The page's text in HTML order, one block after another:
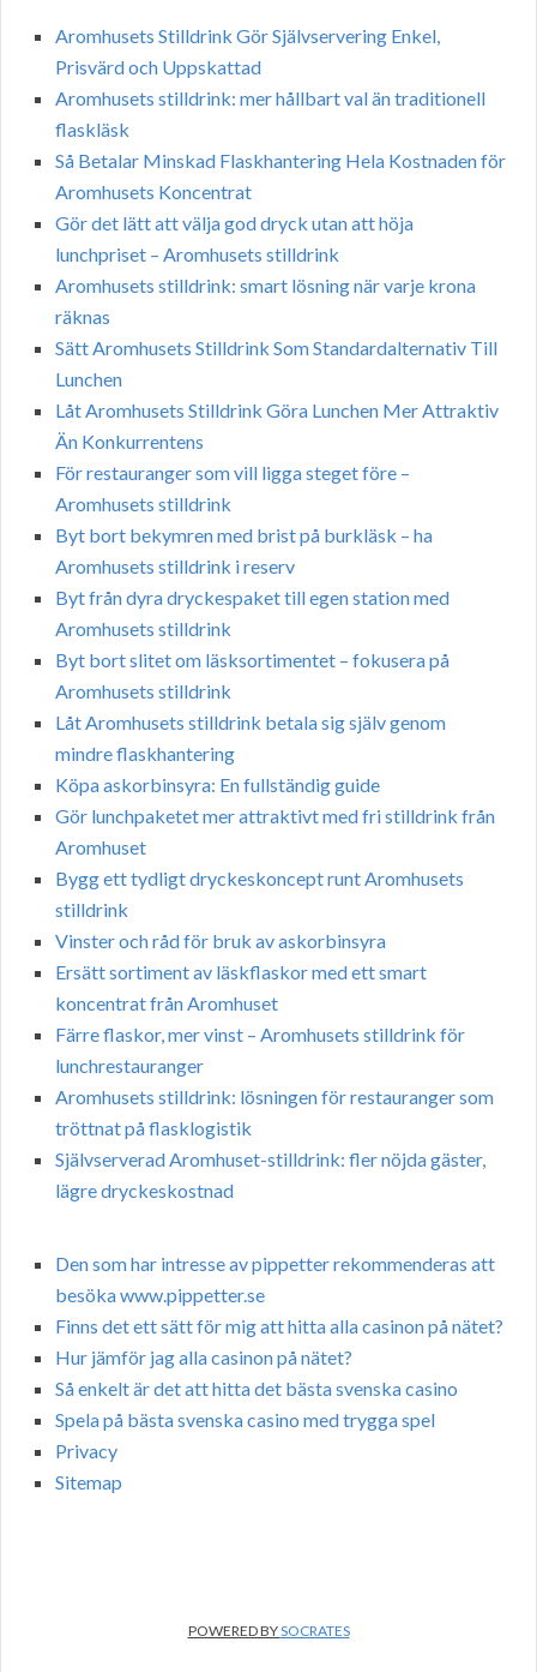
Aromhusets Stilldrink Gör Självservering Enkel,
Prisvärd och Uppskattad
Aromhusets stilldrink: mer hållbart val än traditionell
flaskläsk
Så Betalar Minskad Flaskhantering Hela Kostnaden för
Aromhusets Koncentrat
Gör det lätt att välja god dryck utan att höja
lunchpriset – Aromhusets stilldrink
Aromhusets stilldrink: smart lösning när varje krona
räknas
Sätt Aromhusets Stilldrink Som Standardalternativ Till
Lunchen
Låt Aromhusets Stilldrink Göra Lunchen Mer Attraktiv
Än Konkurrentens
För restauranger som vill ligga steget före –
Aromhusets stilldrink
Byt bort bekymren med brist på burkläsk – ha
Aromhusets stilldrink i reserv
Byt från dyra dryckespaket till egen station med
Aromhusets stilldrink
Byt bort slitet om läsksortimentet – fokusera på
Aromhusets stilldrink
Låt Aromhusets stilldrink betala sig själv genom
mindre flaskhantering
Köpa askorbinsyra: En fullständig guide
Gör lunchpaketet mer attraktivt med fri stilldrink från
Aromhuset
Bygg ett tydligt dryckeskoncept runt Aromhusets
stilldrink
Vinster och råd för bruk av askorbinsyra
Ersätt sortiment av läskflaskor med ett smart
koncentrat från Aromhuset
Färre flaskor, mer vinst – Aromhusets stilldrink för
lunchrestauranger
Aromhusets stilldrink: lösningen för restauranger som
tröttnat på flasklogistik
Självserverad Aromhuset-stilldrink: fler nöjda gäster,
lägre dryckeskostnad
Den som har intresse av pippetter rekommenderas att
besöka www.pippetter.se
Finns det ett sätt för mig att hitta alla casinon på nätet?
Hur jämför jag alla casinon på nätet?
Så enkelt är det att hitta det bästa svenska casino
Spela på bästa svenska casino med trygga spel
Privacy
Sitemap
POWERED BYSOCRATES